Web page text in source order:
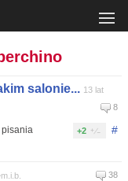
salonie... 13 lat
8
#
+2
pisania
38